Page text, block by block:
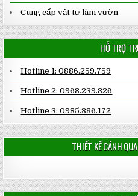
Cung cấp vật tư làm vườn
HỖ TRỢ
Hotline 1: 0886.259.759
Hotline 2: 0968.239.826
Hotline 3: 0985.386.172
THIẾT KẾ CẢNH